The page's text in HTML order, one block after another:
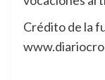
Crédito de la